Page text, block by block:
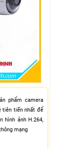
phẩm camera
tiên tiến nhất để
hình ảnh H.264,
mạng